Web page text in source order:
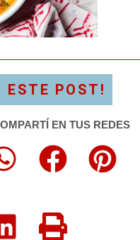
ESTE POST!
EN TUS REDES